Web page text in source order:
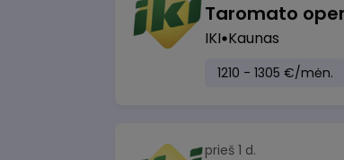
IKI Kaunas
1210 - 1305 €/mėn.
prieš 1 d.